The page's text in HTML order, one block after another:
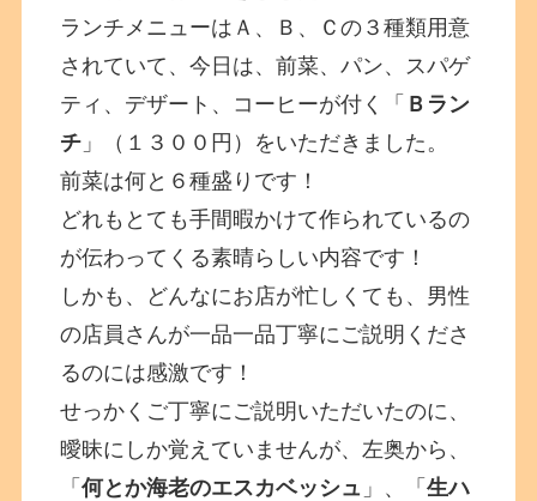
ランチメニューはＡ、Ｂ、Ｃの３種類用意
されていて、今日は、前菜、パン、スパゲ
ティ、デザート、コーヒーが付く「 Ｂラン
チ 」（１３００円）をいただきました。
前菜は何と６種盛りです！
どれもとても手間暇かけて作られているの
が伝わってくる素晴らしい内容です！
しかも、どんなにお店が忙しくても、男性
の店員さんが一品一品丁寧にご説明くださ
るのには感激です！
せっかくご丁寧にご説明いただいたのに、
曖昧にしか覚えていませんが、左奥から、
「何とか海老のエスカベッシュ 」、「生ハ